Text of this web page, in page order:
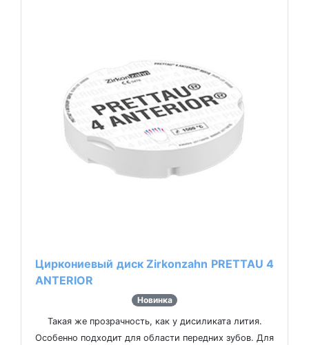
Циркониевый диск Zirkonzahn PRETTAU 4
ANTERIOR
Новинка
Такая же прозрачность, как у дисиликата лития.
Особенно подходит для области передних зубов. Для